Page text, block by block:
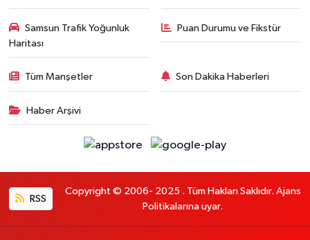
Samsun Trafik Yoğunluk
Haritası
Puan Durumu ve Fikstür
Tüm Manşetler Son Dakika Haberleri
Haber Arşivi
RSS
Copyright © 2006- 2025 . Tüm Hakları Saklıdır. Ajans
Politikalarına uyar.